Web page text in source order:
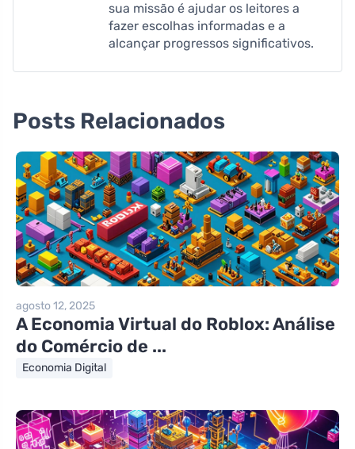
sua missão é ajudar os leitores a
fazer escolhas informadas e a
alcançar progressos significativos.
Posts Relacionados
agosto 12, 2025
A Economia Virtual do Roblox: Análise
do Comércio de ...
Economia Digital